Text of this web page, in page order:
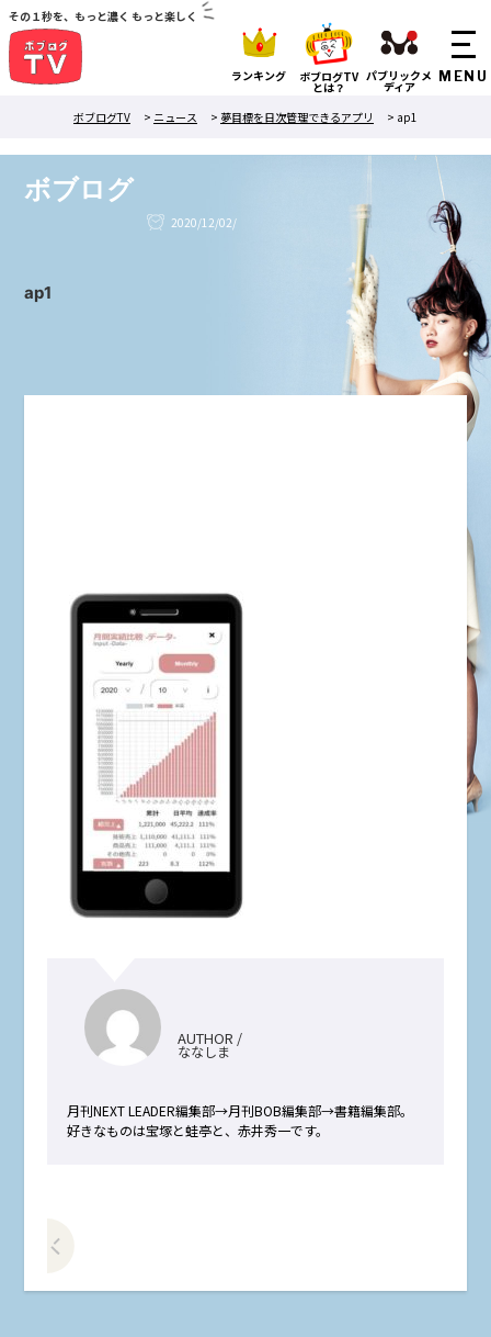
その１秒を、もっと濃く もっと楽しく
ランキング ボブログTV
とは？
パブリックメ
ディア
ボブログTV
> ニュース > 夢目標を日次管理できるアプリ > ap1
ボブログ
2020/12/02/
ap1
AUTHOR /
ななしま
月刊NEXT LEADER編集部→月刊BOB編集部→書籍編集部。
好きなものは宝塚と蛙亭と、赤井秀一です。